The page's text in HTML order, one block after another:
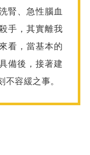
腎、急性腦血
手，其實離我
看，當基本的
備後，接著建
容緩之事。